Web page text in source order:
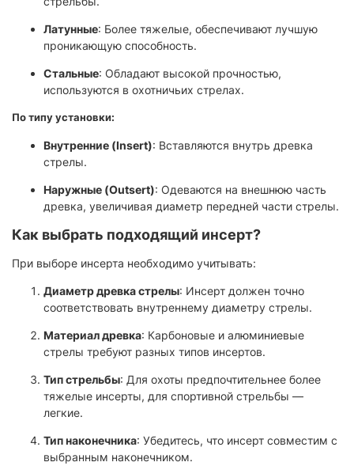
Латунные: Более тяжелые, обеспечивают лучшую
проникающую способность.
Стальные: Обладают высокой прочностью,
используются в охотничьих стрелах.
По типу установки:
Внутренние (Insert): Вставляются внутрь древка
стрелы.
Наружные (Outsert): Одеваются на внешнюю часть
древка, увеличивая диаметр передней части стрелы.
Как выбрать подходящий инсерт?
При выборе инсерта необходимо учитывать:
Диаметр древка стрелы: Инсерт должен точно
соответствовать внутреннему диаметру стрелы.
Материал древка: Карбоновые и алюминиевые
стрелы требуют разных типов инсертов.
Тип стрельбы: Для охоты предпочтительнее более
тяжелые инсерты, для спортивной стрельбы —
легкие.
Тип наконечника: Убедитесь, что инсерт совместим с
выбранным наконечником.